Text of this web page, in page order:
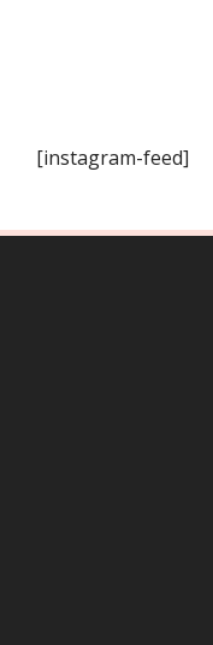
[instagram-feed]